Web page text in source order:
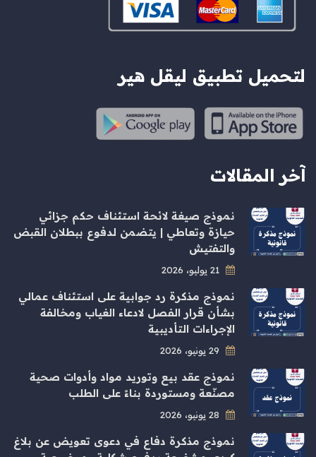
لتحميل تطبيق ليقل هير
آخر المقالات
نموذج صيغة لائحة استئناف حكم جزائي
حيازة وتعاطي | يتضمن لدفوع ببطلان القبض
والتفتيش
نموذج مذكرة رد جوابية على استئناف عمالي
بشأن قرار الفصل لادعاء الغياب ومخالفة
الإجراءات التأديبية
نموذج عقد بيع وتوريد مواد وأدوات صحية
مصنّعة ومستوردة بناءً على الطلب
نموذج مذكرة دفاع في دعوى تعويض عن بلاغ